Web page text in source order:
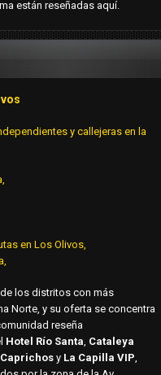
están reseñadas aquí.
y callejeras en la
en Los Olivos
los distritos con más
Norte, y su oferta se concentra
reseña
Hotel Río Santa, Cataleya
Caprichos y La Capilla VIP,